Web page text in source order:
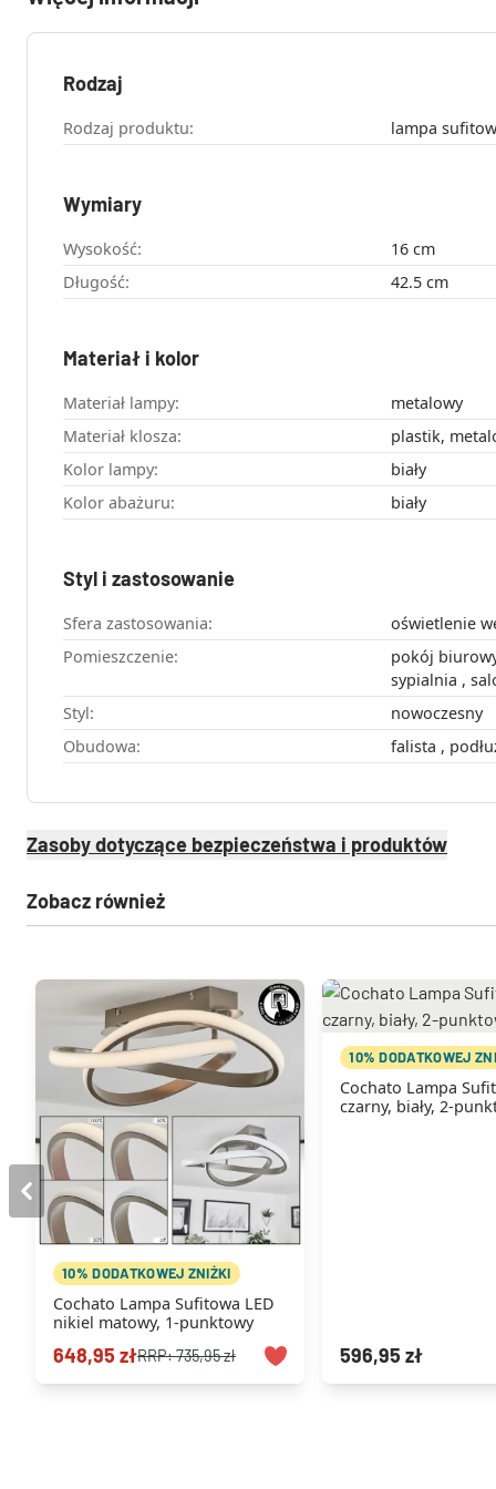
Rodzaj
Rodzaj produktu: lampa
Wymiary
Wysokość:
16 cm
Długość:
42.5 cm
Materiał i kolor
Materiał lampy:
metalowy
Materiał klosza:
plastik,
Kolor lampy:
biały
Kolor abażuru:
biały
Styl i zastosowanie
Sfera zastosowania:
oświetlenie
Pomieszczenie:
pokój biurowy , jadalnia ,
sypialnia
Styl:
nowoczesny
Obudowa:
Zasoby dotyczące bezpieczeństwa i produktów
Zobacz również
10% DODATKOWEJ ZNIŻKI
Cochato Lampa Sufitowa LED
nikiel matowy, 1-punktowy
648,95 złRRP:735,95 zł
10% DODATKOWEJ
Cochato Lampa
czarny, biały, 2-
596,95 zł